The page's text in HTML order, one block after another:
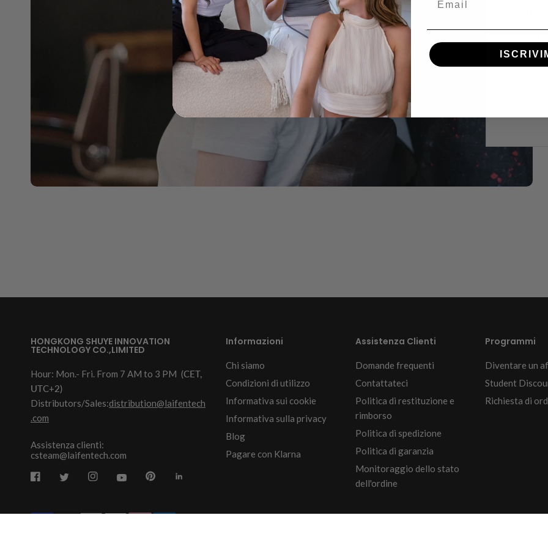
Learn
HONGKONG SHUYE INNOVATION
TECHNOLOGY CO.,LIMITED
Hour: Mon.- Fri. From 7 AM to 3 PM (CET,
UTC+2)
Distributors/Sales:distribution@laifentech
.com
Assistenza clienti:
csteam@laifentech.com
Informazioni
Chi siamo
Condizioni di utilizzo
Informativa sui cookie
Informativa sulla privacy
Blog
Pagare con Klarna
Assistenza Clienti
Domande frequenti
Contattateci
Politica di restituzione e
rimborso
Politica di spedizione
Politica di garanzia
Monitoraggio dello stato
dell'ordine
Programmi
Diventare un
Student
Richiesta di